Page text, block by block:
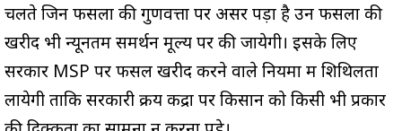
चलते जिन फसलों की गुणवत्ता पर असर पड़ा है उन फसलों की
खरीद भी न्यूनतम समर्थन मूल्य पर की जायेगी। इसके लिए
सरकार MSP पर फसल खरीद करने वाले नियमों में शिथिलता
लायेगी ताकि सरकारी क्रय केंद्रों पर किसान को किसी भी प्रकार